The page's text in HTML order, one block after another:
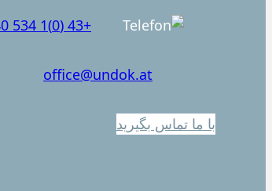
+43 (0)1 534 44-39040
office@undok.at
با ما تماس بگیرید